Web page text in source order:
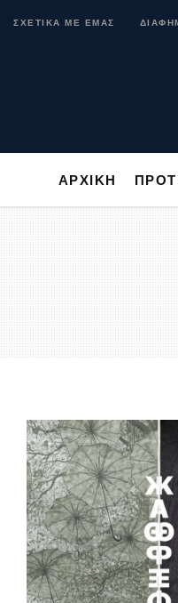
ΣΧΕΤΙΚΑ ΜΕ ΕΜΑΣ
ΑΡΧΙΚΗ
ΑΡΧΙΚΗ